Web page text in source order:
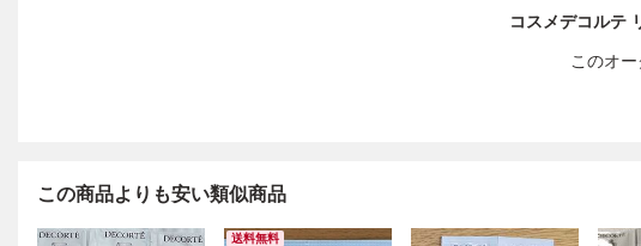
コスメデコルテ
このオ
この商品よりも安い類似商品
送料無料